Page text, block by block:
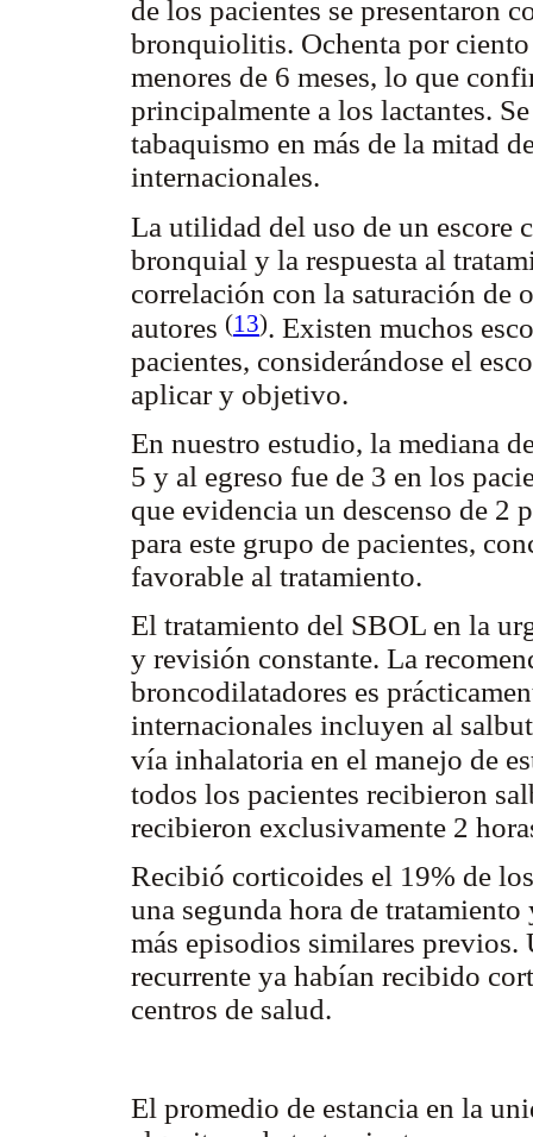
de los pacientes se presentaron
bronquiolitis. Ochenta por
menores de 6 meses, lo que
principalmente a los lactantes.
tabaquismo en más de la mitad
internacionales.
La utilidad del uso de un escore
bronquial y la respuesta al
correlación con la saturación de
autores (13). Existen muchos
pacientes, considerándose el
aplicar y objetivo.
En nuestro estudio, la mediana
5 y al egreso fue de 3 en los
que evidencia un descenso de 2
para este grupo de pacientes,
favorable al tratamiento.
El tratamiento del SBOL en la
y revisión constante. La
broncodilatadores es
internacionales incluyen al
vía inhalatoria en el manejo de
todos los pacientes recibieron
recibieron exclusivamente 2
Recibió corticoides el 19% de
una segunda hora de
más episodios similares previos.
recurrente ya habían recibido
centros de salud.
El promedio de estancia en la